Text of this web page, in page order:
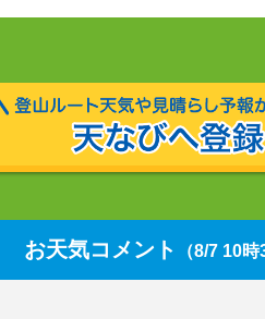
お天気コメント （8/7 10時